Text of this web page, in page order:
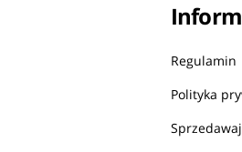
Regulamin
Polityka